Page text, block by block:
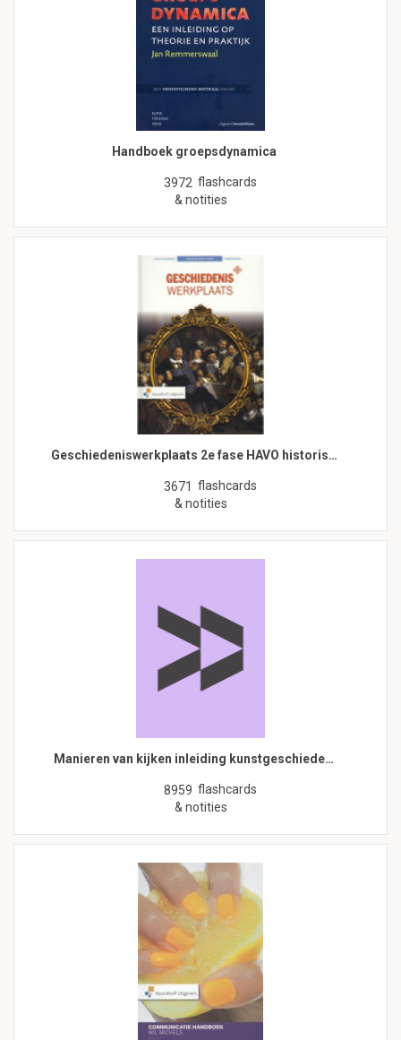
Handboek groepsdynamica
3972 flashcards
& notities
Geschiedeniswerkplaats 2e fase HAVO historis…
3671 flashcards
& notities
Manieren van kijken inleiding kunstgeschiede…
8959 flashcards
& notities